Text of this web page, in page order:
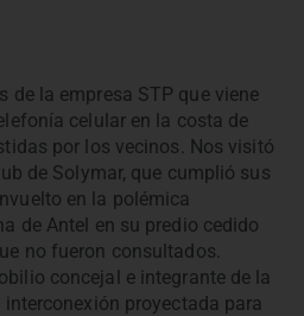
de la empresa STP que viene
celular en la costa de
por los vecinos. Nos visitó
de Solymar, que cumplió sus
en la polémica
de Antel en su predio cedido
no fueron consultados.
concejal e integrante de la
proyectada para